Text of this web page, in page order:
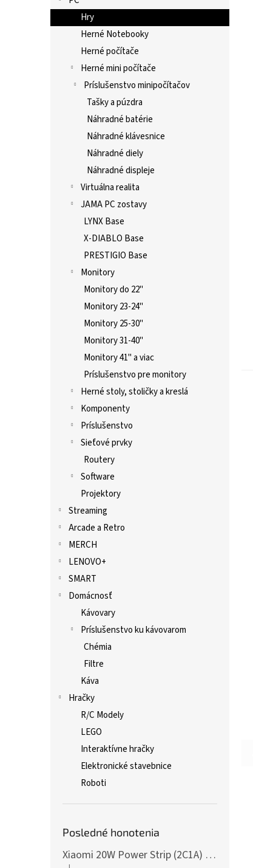
Hry
Herné Notebooky
Herné počítače
Herné mini počítače
Príslušenstvo minipočítačov
Tašky a púzdra
Náhradné batérie
Náhradné klávesnice
Náhradné diely
Náhradné displeje
Virtuálna realita
JAMA PC zostavy
LYNX Base
X-DIABLO Base
PRESTIGIO Base
Monitory
Monitory do 22"
Monitory 23-24"
Monitory 25-30"
Monitory 31-40"
Monitory 41" a viac
Príslušenstvo pre monitory
Herné stoly, stoličky a kreslá
Komponenty
Príslušenstvo
Sieťové prvky
Routery
Software
Projektory
Streaming
Arcade a Retro
MERCH
LENOVO+
SMART
Domácnosť
Kávovary
Príslušenstvo ku kávovarom
Chémia
Filtre
Káva
Hračky
R/C Modely
LEGO
Interaktívne hračky
Elektronické stavebnice
Roboti
Posledné honotenia
Xiaomi 20W Power Strip (2C1A) EU